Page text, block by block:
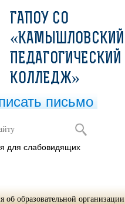
повышения
ГАПОУ СО
«КАМЫШЛОВСКИЙ
ПЕДАГОГИЧЕСКИЙ
КОЛЛЕДЖ»
письмо
для слабовидящих
об образовательной организации